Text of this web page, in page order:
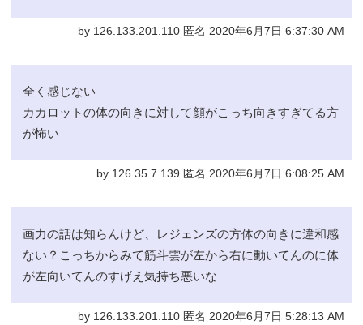
by 126.133.201.110 匿名 2020年6月7日 6:37:30 AM
全く感じない
カカロットの体の向きに対して顔がこっち向きすぎてる方
が怖い
by 126.35.7.139 匿名 2020年6月7日 6:08:25 AM
画力の話は知らんけど、レジェンズの方体の向きに違和感
ない？こっちからみて筋斗雲が左から右に動いてんのに体
が左向いてんのすげえ気持ち悪いな
by 126.133.201.110 匿名 2020年6月7日 5:28:13 AM